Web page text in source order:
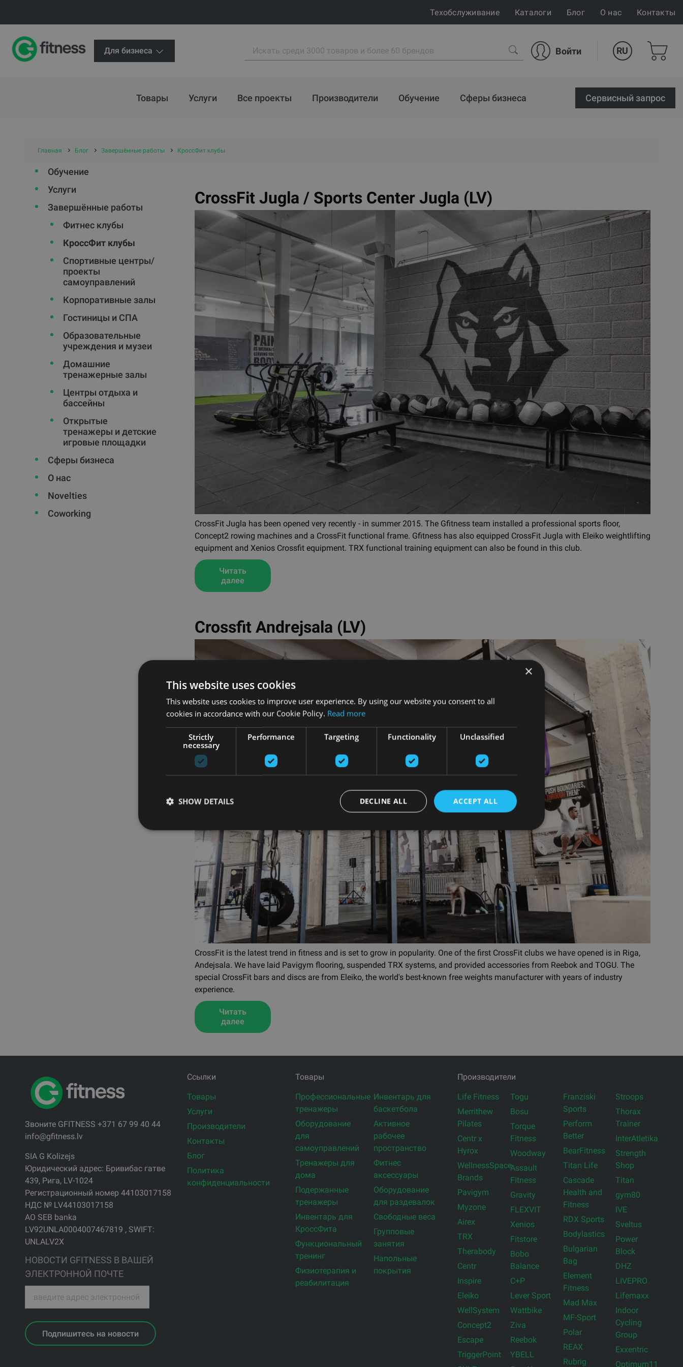
Техобслуживание Каталоги Блог О нас Контакты
Для бизнеса Войти RU
Товары Услуги Все проекты Производители Обучение Сферы бизнеса Cервисный запрос
Главная Блог Завершённые работы КроссФит клубы
Обучение
Услуги
Завершённые работы
Фитнес клубы
КроссФит клубы
Спортивные центры/
проекты
самоуправлений
Корпоративные залы
Гостиницы и СПА
Oбразовательные
учреждения и музеи
Домашние
тренажерные залы
Центры отдыха и
бассейны
Открытые
тренажеры и детские
игровые площадки
Сферы бизнеса
О нас
Novelties
Coworking
CrossFit Jugla / Sports Center Jugla (LV)
CrossFit Jugla has been opened very recently - in summer 2015. The Gfitness team installed a professional sports floor,
Concept2 rowing machines and a CrossFit functional frame. Gfitness has also equipped CrossFit Jugla with Eleiko weightlifting
equipment and Xenios Crossfit equipment. TRX functional training equipment can also be found in this club.
Читать
далее
Crossfit Andrejsala (LV)
CrossFit is the latest trend in fitness and is set to grow in popularity. One of the first CrossFit clubs we have opened is in Riga,
Andejsala. We have laid Pavigym flooring, suspended TRX systems, and provided accessories from Reebok and TOGU. The
special CrossFit bars and discs are from Eleiko, the world's best-known free weights manufacturer with years of industry
experience.
Читать
далее
Звоните GFITNESS +371 67 99 40 44
info@gfitness.lv
SIA G Kolizejs
Юридический адрес: Бривибас гатве
439, Рига, LV-1024
Регистрационный номер 44103017158
НДС № LV44103017158
АО SEB banka
LV92UNLA0004007467819 , SWIFT:
UNLALV2X
НОВОСТИ GFITNESS В ВАШЕЙ
ЭЛЕКТРОННОЙ ПОЧТЕ
Подпишитесь на новости
Ссылки
Товары
Услуги
Производители
Контакты
Блог
Политика
конфиденциальности
Товары
Профессиональные
тренажеры
Оборудование
для
самоуправлений
Тренажеры для
дома
Подержанные
тренажеры
Инвентарь для
КроссФита
Функциональный
тренинг
Физиотерапия и
реабилитация
Инвентарь для
баскетбола
Активное
рабочее
пространство
Фитнес
аксессуары
Оборудование
для раздевалок
Свободные веса
Групповые
занятия
Напольные
покрытия
Производители
Life Fitness
Merrithew
Pilates
Centr x
Hyrox
WellnessSpace
Brands
Pavigym
Myzone
Airex
TRX
Therabody
Centr
Inspire
Eleiko
WellSystem
Concept2
Escape
TriggerPoint
Togu
Bosu
Torque
Fitness
Woodway
Assault
Fitness
Gravity
FLEXVIT
Xenios
Fitstore
Bobo
Balance
C+P
Lever Sport
Wattbike
Ziva
Reebok
YBELL
Franziski
Sports
Perform
Better
BearFitness
Titan Life
Cascade
Health and
Fitness
RDX Sports
Bodylastics
Bulgarian
Bag
Element
Fitness
Mad Max
MF-Sport
Polar
REAX
Rubrig
Stroops
Thorax
Trainer
InterAtletika
Strength
Shop
Titan
gym80
IVE
Sveltus
Power
Block
DHZ
LIVEPRO
Lifemaxx
Indoor
Cycling
Group
Exxentric
Optimum11
×
This website uses cookies
This website uses cookies to improve user experience. By using our website you consent to all
cookies in accordance with our Cookie Policy. Read more
Strictly
necessary
Performance Targeting Functionality Unclassified
ACCEPT ALL
DECLINE ALL
SHOW DETAILS